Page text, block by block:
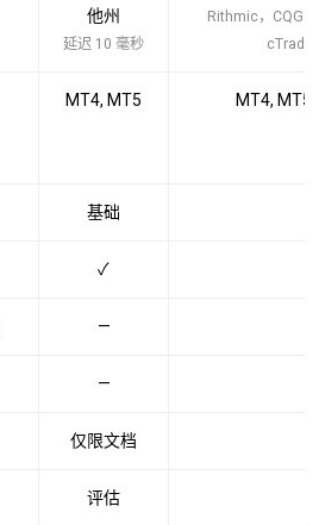
他州
延迟 10 毫秒
Rithmic，CQG
MT4, MT5 MT4, MT5,
基础
✓
—
—
仅限文档
评估